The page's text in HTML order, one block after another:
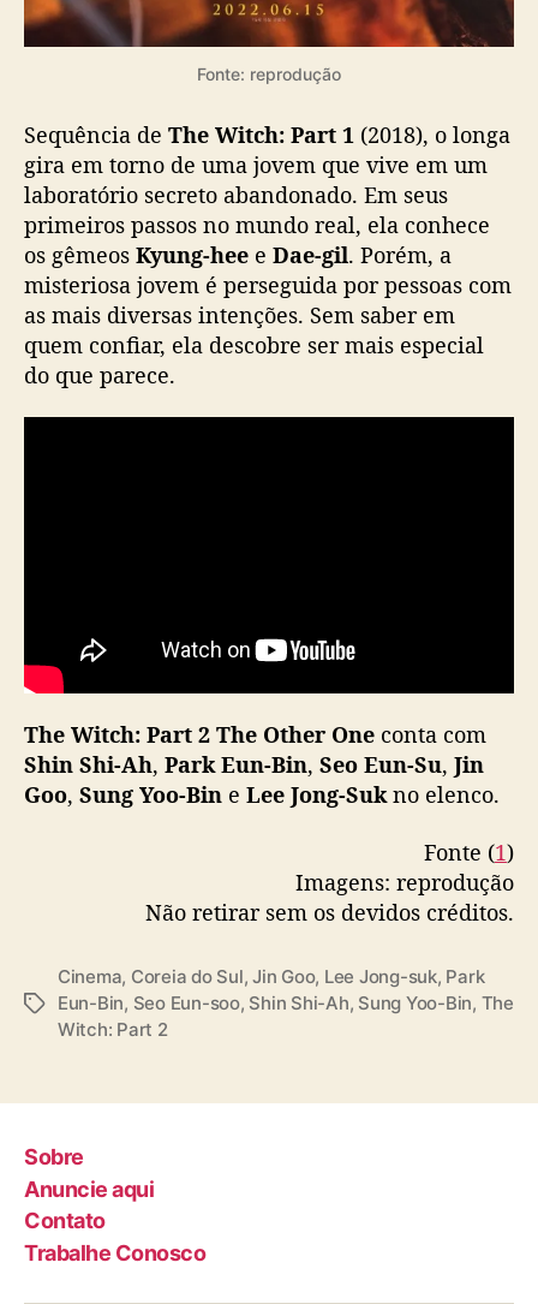
i
a
Fonte: reprodução
Sequência de The Witch: Part 1 (2018), o longa
gira em torno de uma jovem que vive em um
laboratório secreto abandonado. Em seus
primeiros passos no mundo real, ela conhece
os gêmeos Kyung-hee e Dae-gil. Porém, a
misteriosa jovem é perseguida por pessoas com
as mais diversas intenções. Sem saber em
quem confiar, ela descobre ser mais especial
do que parece.
The Witch: Part 2 The Other One conta com
Shin Shi-Ah, Park Eun-Bin, Seo Eun-Su, Jin
Goo, Sung Yoo-Bin e Lee Jong-Sukno elenco.
Fonte (1)
Imagens: reprodução
Não retirar sem os devidos créditos.
T
Cinema, Coreia do Sul,Jin Goo, Lee Jong-suk, Park
Eun-Bin, Seo Eun-soo, Shin Shi-Ah, Sung Yoo-Bin, The
Witch: Part 2
Sobre
Anuncie aqui
Contato
Trabalhe Conosco